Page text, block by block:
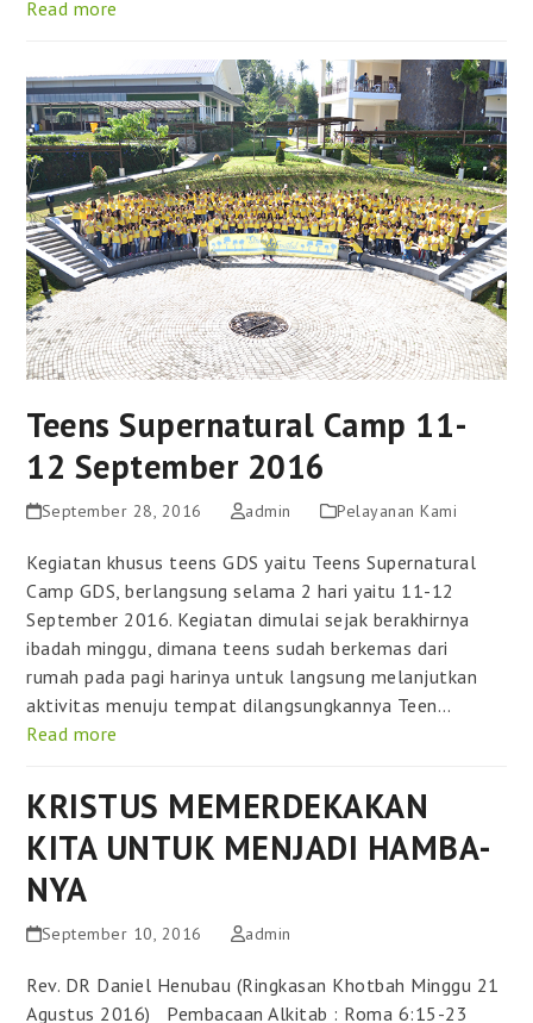
Read more
Teens Supernatural Camp 11-
12 September 2016
September 28, 2016 admin Pelayanan Kami
Kegiatan khusus teens GDS yaitu Teens Supernatural
Camp GDS, berlangsung selama 2 hari yaitu 11-12
September 2016. Kegiatan dimulai sejak berakhirnya
ibadah minggu, dimana teens sudah berkemas dari
rumah pada pagi harinya untuk langsung melanjutkan
aktivitas menuju tempat dilangsungkannya Teen…
Read more
KRISTUS MEMERDEKAKAN
KITA UNTUK MENJADI HAMBA-
NYA
September 10, 2016 admin
Rev. DR Daniel Henubau (Ringkasan Khotbah Minggu 21
Agustus 2016) Pembacaan Alkitab : Roma 6:15-23